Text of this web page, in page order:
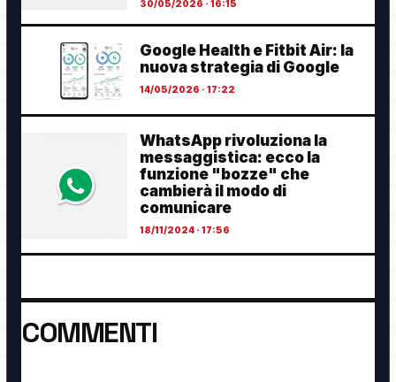
30/05/2026 · 16:15
Google Health e Fitbit Air: la
nuova strategia di Google
14/05/2026 · 17:22
WhatsApp rivoluziona la
messaggistica: ecco la
funzione "bozze" che
cambierà il modo di
comunicare
18/11/2024 · 17:56
COMMENTI